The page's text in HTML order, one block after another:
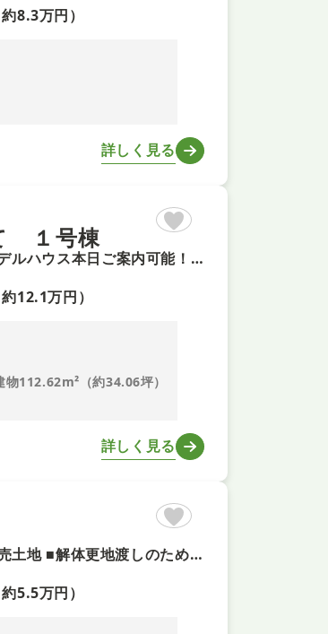
8.3万円）
詳しく見る
１号棟
＼安心の２０年保証／ 高断熱住宅で快適！高性能なデザイナーズハウス モデルハウス本日ご案内可能！当日ご予約も可◎ 頭金0円＆電話予約がスムーズ
12.1万円）
112.62m²（約34.06坪）
詳しく見る
【建築条件なし！即予約可！】北西角地 ■土地面積約62.25坪の広々とした売土地 ■解体更地渡しのためスムーズに建築へ移行可能 ■お好きなハウスメーカーや工務店で理想の住まいを形にできます
5.5万円）